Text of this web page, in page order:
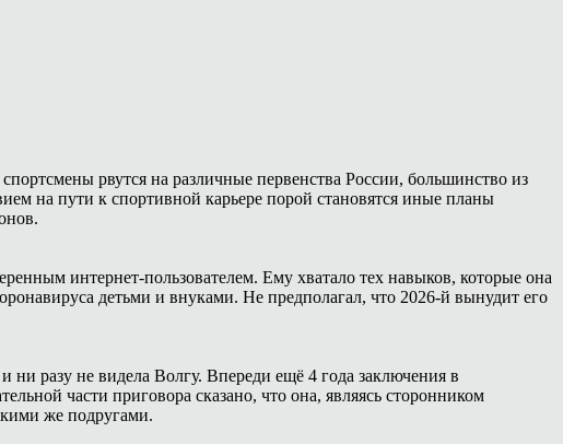
рвутся на различные первенства России, большинство из
на пути к спортивной карьере порой становятся иные планы
интернет-пользователем. Ему хватало тех навыков, которые она
детьми и внуками. Не предполагал, что 2026-й вынудит его
разу не видела Волгу. Впереди ещё 4 года заключения в
части приговора сказано, что она, являясь сторонником
же подругами.